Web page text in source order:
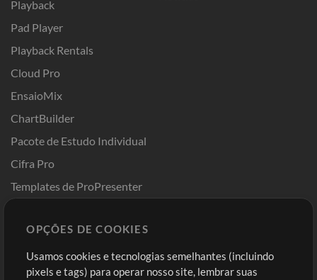
Playback
Pad Player
Playback Rentals
Cloud Pro
EnsaioMix
ChartBuilder
Pacote de Estudo Individual
Cifra Pro
Templates de ProPresenter
Comprar Créditos
Entre
OPÇÕES DE COOKIES
Usamos cookies e tecnologias semelhantes (incluindo
pixels e tags) para operar nosso site, lembrar suas